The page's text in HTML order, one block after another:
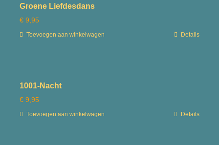
Groene Liefdesdans
€9,95
Toevoegen aan winkelwagen Details
1001-Nacht
€9,95
Toevoegen aan winkelwagen Details